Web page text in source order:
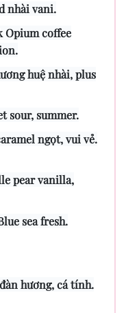
nhài vani.
Opium coffee
huệ nhài, plus
sour, summer.
ngọt, vui vẻ.
pear vanilla,
sea fresh.
hương, cá tính.